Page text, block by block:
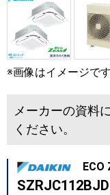
※画像はイメージです
メーカーの資料
ください。
ECO
SZRJC112BJD